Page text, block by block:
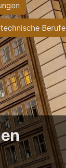
Berufe